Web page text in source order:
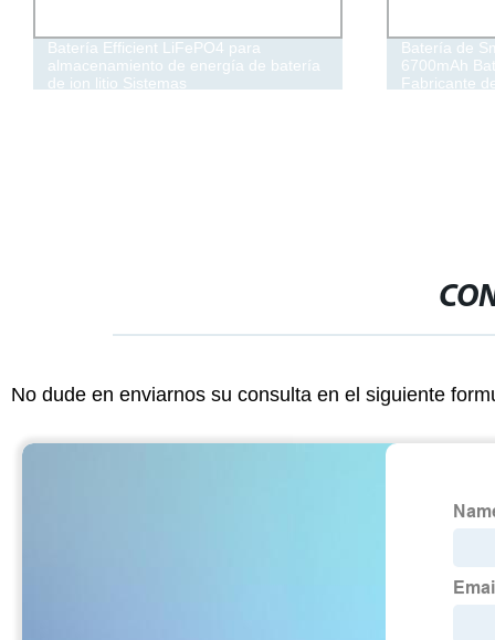
Batería Efficient LiFePO4 para
almacenamiento de energía de batería
de ion litio Sistemas
Batería de
6700mAh
Fabricante
No dude en enviarnos su consulta en el siguiente